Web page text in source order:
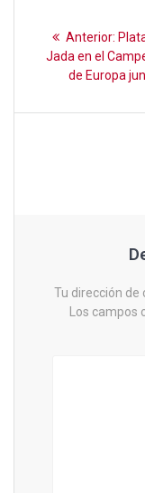
k
entradas
Anterior:
Jada en el
de Europa
Tu dirección de
Los campos